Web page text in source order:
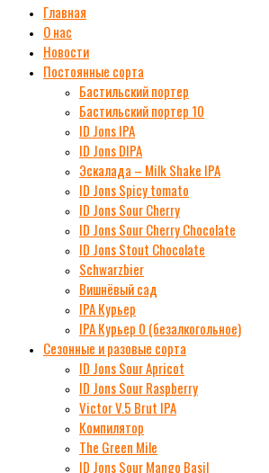
Главная
О нас
Новости
Постоянные сорта
Бастильский портер
Бастильский портер 10
ID Jons IPA
ID Jons DIPA
Эскалада – Milk Shake IPA
ID Jons Spicy tomato
ID Jons Sour Cherry
ID Jons Sour Cherry Chocolate
ID Jons Stout Chocolate
Schwarzbier
Вишнёвый сад
IPA Курьер
IPA Курьер 0 (безалкогольное)
Сезонные и разовые сорта
ID Jons Sour Аpricot
ID Jons Sour Raspberry
Victor V.5 Brut IPA
Компилятор
The Green Mile
ID Jons Sour Мango Basil